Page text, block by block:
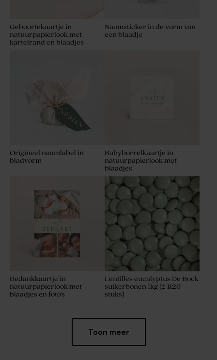
Geboortekaartje in
natuurpapierlook met
kartelrand en blaadjes
Naamsticker in de vorm van
een blaadje
Origineel naamlabel in
bladvorm
Babyborrelkaartje in
natuurpapierlook met
blaadjes
Bedankkaartje in
natuurpapierlook met
blaadjes en foto's
Lentilles eucalyptus De Bock
suikerbonen 1kg (± 1120
stuks)
Toon meer